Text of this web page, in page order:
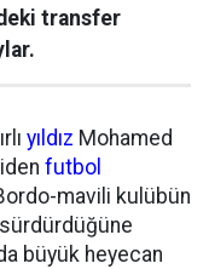
transfer
yıldız Mohamed
futbol
mavili kulübün
büyük heyecan